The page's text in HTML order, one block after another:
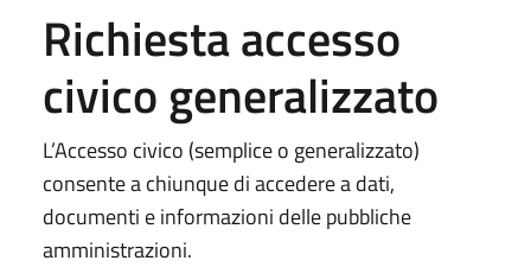
Richiesta accesso
civico generalizzato
L’Accesso civico (semplice o generalizzato)
consente a chiunque di accedere a dati,
documenti e informazioni delle pubbliche
amministrazioni.